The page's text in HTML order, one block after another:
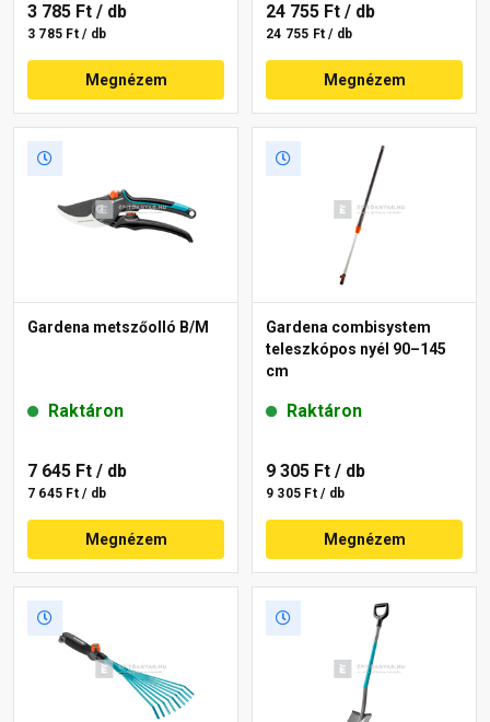
3 785 Ft / db
3 785 Ft / db
Megnézem
24 755 Ft / db
24 755 Ft / db
Megnézem
Gardena metszőolló B/M
Raktáron
7 645 Ft / db
7 645 Ft / db
Megnézem
Gardena combisystem
teleszkópos nyél 90–145
cm
Raktáron
9 305 Ft / db
9 305 Ft / db
Megnézem